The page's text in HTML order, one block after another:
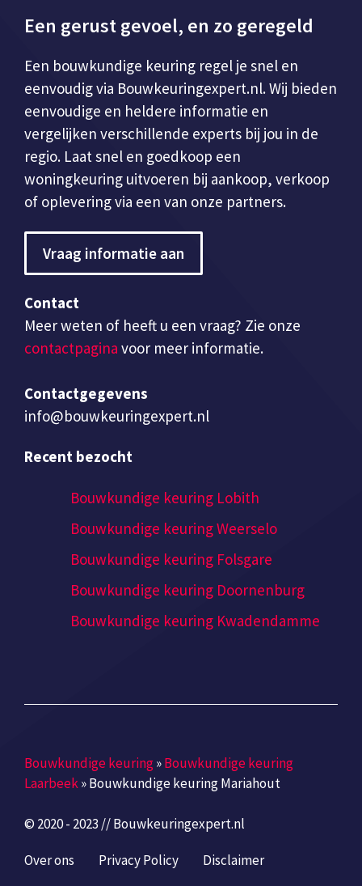
Een gerust gevoel, en zo geregeld
Een bouwkundige keuring regel je snel en
eenvoudig via Bouwkeuringexpert.nl. Wij bieden
eenvoudige en heldere informatie en
vergelijken verschillende experts bij jou in de
regio. Laat snel en goedkoop een
woningkeuring uitvoeren bij aankoop, verkoop
of oplevering via een van onze partners.
Vraag informatie aan
Contact
Meer weten of heeft u een vraag? Zie onze
contactpagina voor meer informatie.
Contactgegevens
info@bouwkeuringexpert.nl
Recent bezocht
Bouwkundige keuring Lobith
Bouwkundige keuring Weerselo
Bouwkundige keuring Folsgare
Bouwkundige keuring Doornenburg
Bouwkundige keuring Kwadendamme
Bouwkundige keuring»Bouwkundige keuring
Laarbeek»Bouwkundige keuring Mariahout
© 2020 - 2023 // Bouwkeuringexpert.nl
Over ons Privacy Policy Disclaimer